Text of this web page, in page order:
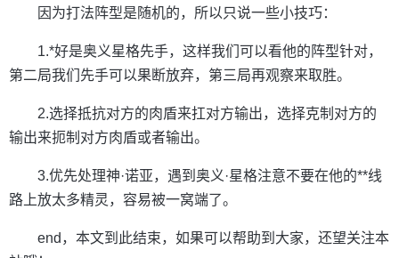
因为打法阵型是随机的，所以只说一些小技巧：
1.*好是奥义星格先手，这样我们可以看他的阵型针对，
第二局我们先手可以果断放弃，第三局再观察来取胜。
2.选择抵抗对方的肉盾来扛对方输出，选择克制对方的
输出来扼制对方肉盾或者输出。
3.优先处理神·诺亚，遇到奥义·星格注意不要在他的**线
路上放太多精灵，容易被一窝端了。
end，本文到此结束，如果可以帮助到大家，还望关注本